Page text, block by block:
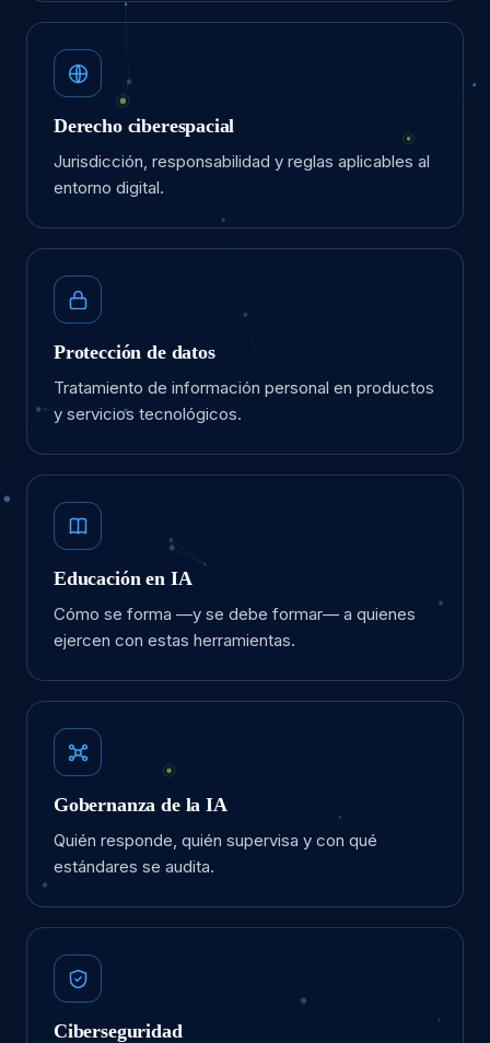
Derecho ciberespacial
Jurisdicción, responsabilidad y reglas aplicables al
entorno digital.
Protección de datos
Tratamiento de información personal en productos
y servicios tecnológicos.
Educación en IA
Cómo se forma —y se debe formar— a quienes
ejercen con estas herramientas.
Gobernanza de la IA
Quién responde, quién supervisa y con qué
estándares se audita.
Ciberseguridad